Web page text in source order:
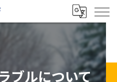
ブルについて